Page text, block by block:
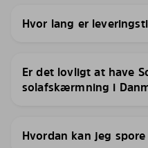
Hvor lang er
Er det lovligt at have
solafskærmning i
Hvordan kan jeg